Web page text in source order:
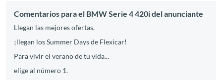
Comentarios para el BMW Serie 4 420i del anunciante
Llegan las mejores ofertas,
¡llegan los Summer Days de Flexicar!
Para vivir el verano de tu vida...
elige al número 1.